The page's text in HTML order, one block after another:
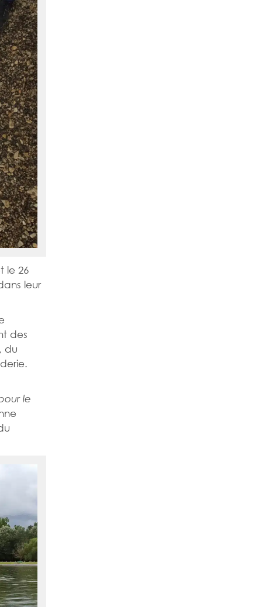
le 26
leur
des
du
le